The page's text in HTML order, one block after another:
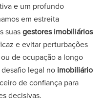
e um profundo
em estreita
suasgestores imobiliários
e evitar perturbações
de ocupação a longo
legal no imobiliário
de confiança para
decisivas.